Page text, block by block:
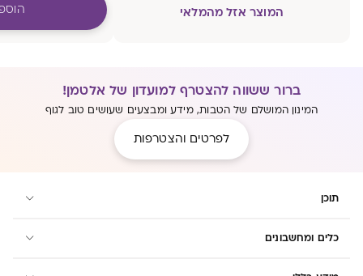
המוצר אזל מהמלאי
ברור ששווה להצטרף למועדון של אלטמן!
המינון המושלם של הטבות, מידע ומבצעים שעושים טוב לגוף
לפרטים והצטרפות
תוכן
כלים ומחשבונים